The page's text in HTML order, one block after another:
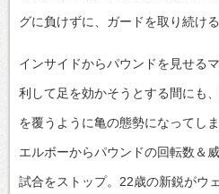
グに負けずに、ガードを取り続ける
インサイドからパウンドを見せる
利して足を効かそうとする間にも
を覆うように亀の態勢になってし
エルボーからパウンドの回転数＆
試合をストップ。22歳の新鋭がウ